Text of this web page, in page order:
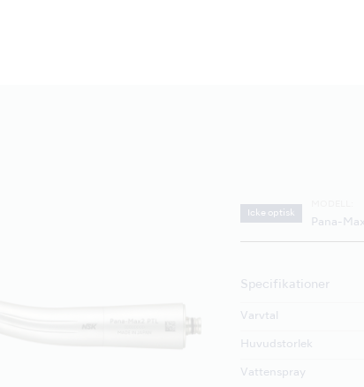
Icke optisk
Pana-
Specifikationer
Varvtal
Huvudstorlek
Vattenspray